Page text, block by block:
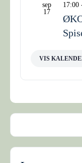
sep
17
17:00
VIS